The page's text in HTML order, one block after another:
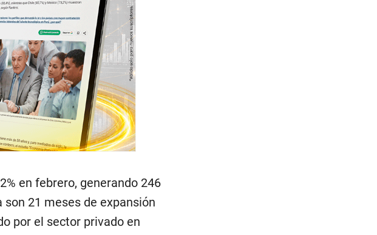
en febrero, generando 246
son 21 meses de expansión
por el sector privado en